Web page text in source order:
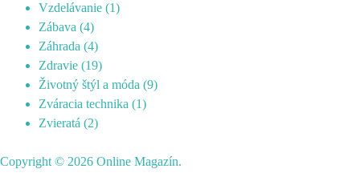
Vzdelávanie (1)
Zábava (4)
Záhrada (4)
Zdravie (19)
Životný štýl a móda (9)
Zváracia technika (1)
Zvieratá (2)
Copyright © 2026 Online Magazín.